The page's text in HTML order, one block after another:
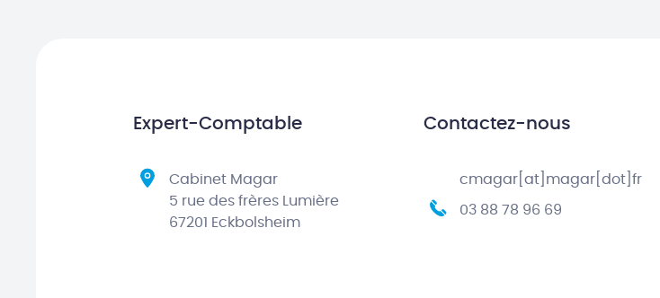
Expert-Comptable
Cabinet Magar
5 rue des frères Lumière
67201 Eckbolsheim
Contactez-nous
cmagar[at]magar[dot]fr
03 88 78 96 69